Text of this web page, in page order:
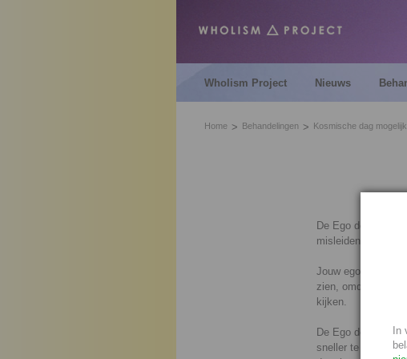
Wholism Project Nieuws
Home Behandelingen Kosmische dag
De Ego doorzien
misleiden.
Jouw ego kan jou
zien, omdat het
kijken.
De Ego doorzien
sneller te
In